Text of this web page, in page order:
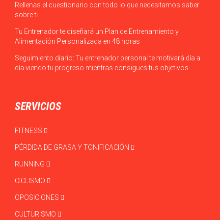
Rellenas el cuestionario con todo lo que necesitamos saber
sobre ti
Tu Entrenador te diseñará un Plan de Entrenamiento y
Alimentación Personalizada en 48 horas
Seguimiento diario: Tu entrenador personal te motivará día a
día viendo tu progreso mientras consigues tus objetivos.
SERVICIOS
FITNESS
PÉRDIDA DE GRASA Y TONIFICACIÓN
RUNNING
CICLISMO
OPOSICIONES
CULTURISMO